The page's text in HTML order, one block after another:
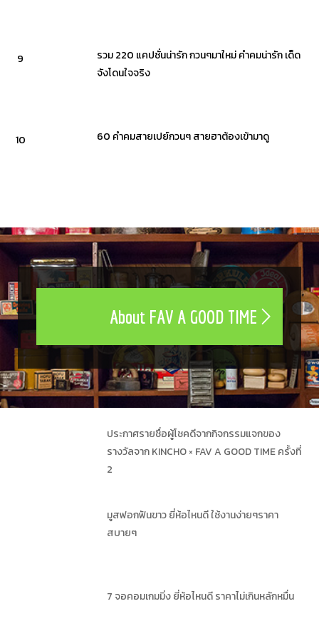
9
รวม 220 แคปชั่นน่ารัก กวนๆมาใหม่ คำคมน่ารัก เด็ด
จังโดนใจจริง
10 60 คำคมสายเปย์กวนๆ สายฮาต้องเข้ามาดู
About FAV A GOOD TIME
ประกาศรายชื่อผู้โชคดีจากกิจกรรมแจกของ
รางวัลจาก KINCHO × FAV A GOOD TIME ครั้งที่
2
มูสฟอกฟันขาว ยี่ห้อไหนดี ใช้งานง่ายๆราคา
สบายๆ
7 จอคอมเกมมิ่ง ยี่ห้อไหนดี ราคาไม่เกินหลักหมื่น